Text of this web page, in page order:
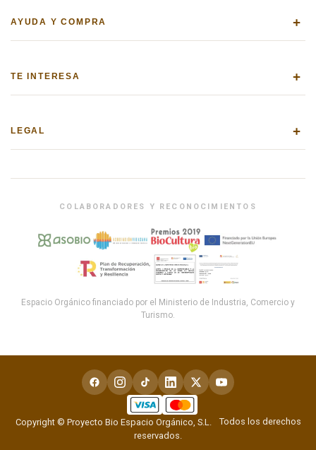
AYUDA Y COMPRA +
TE INTERESA +
LEGAL +
COLABORADORES Y RECONOCIMIENTOS
Espacio Orgánico financiado por el Ministerio de Industria, Comercio y
Turismo.
Copyright © Proyecto Bio Espacio Orgánico, S.L.
Todos los derechos
reservados.